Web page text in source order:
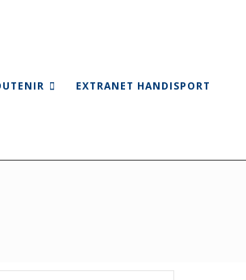
EXTRANET HANDISPORT